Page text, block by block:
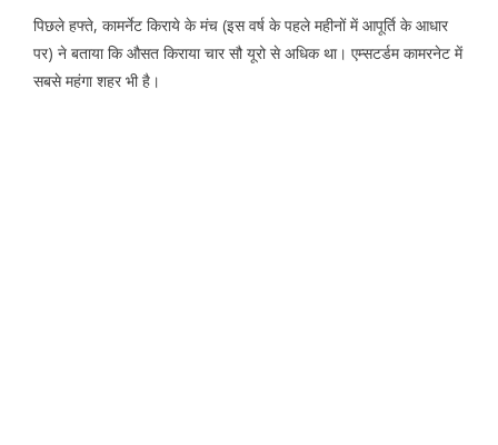
पिछले हफ्ते, कामर्नेट किराये के मंच (इस वर्ष के पहले महीनों में आपूर्ति के आधार
पर) ने बताया कि औसत किराया चार सौ यूरो से अधिक था। एम्सटर्डम कामरनेट में
सबसे महंगा शहर भी है।